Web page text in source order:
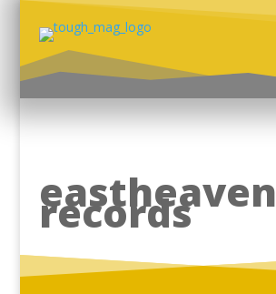
eastheaven
records